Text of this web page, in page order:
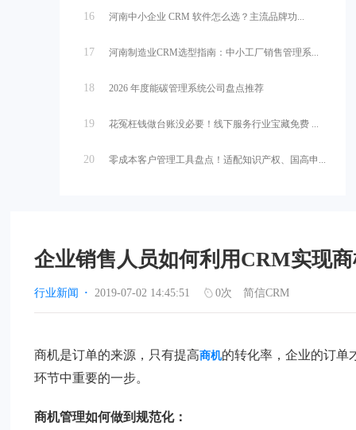
16 河南中小企业 CRM 软件怎么选？主流品牌功...
17 河南制造业CRM选型指南：中小工厂销售管理系...
18 2026 年度能碳管理系统公司盘点推荐
19 花冤枉钱做台账没必要！线下服务行业宝藏免费 ...
20 零成本客户管理工具盘点！适配知识产权、国高申...
企业销售人员如何利用CRM实现
行业新闻 · 2019-07-02 14:45:51 0次 简信CRM
商机是订单的来源，只有提高商机的转化率，企业的订单
环节中重要的一步。
商机管理如何做到规范化：